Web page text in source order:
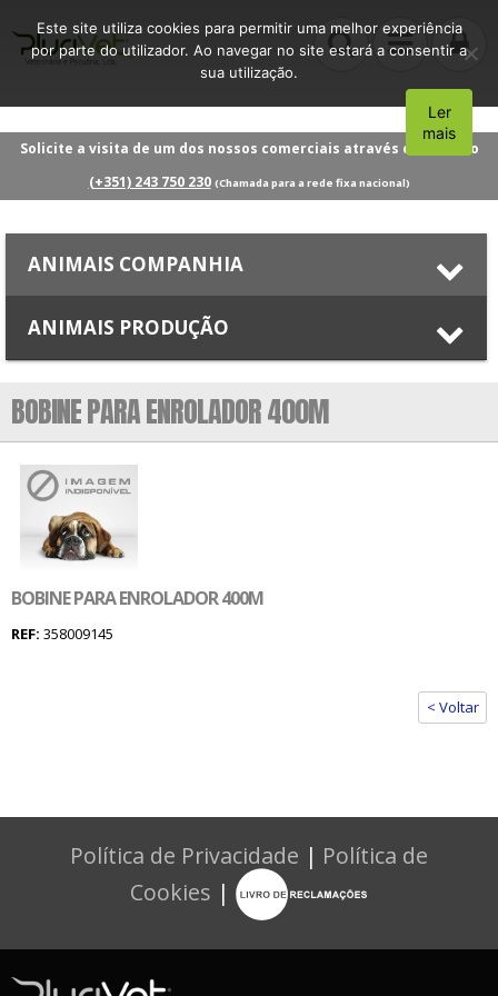
Solicite a visita de um dos nossos comerciais através do número
(+351) 243 750 230 (Chamada para a rede fixa nacional)
ANIMAIS COMPANHIA
ANIMAIS PRODUÇÃO
BOBINE PARA ENROLADOR 400M
BOBINE PARA ENROLADOR 400M
REF: 358009145
< Voltar
Política de Privacidade | Política de
Cookies |
Este site utiliza cookies para permitir uma melhor experiência
por parte do utilizador. Ao navegar no site estará a consentir a
sua utilização.
Aceito
Ler
mais